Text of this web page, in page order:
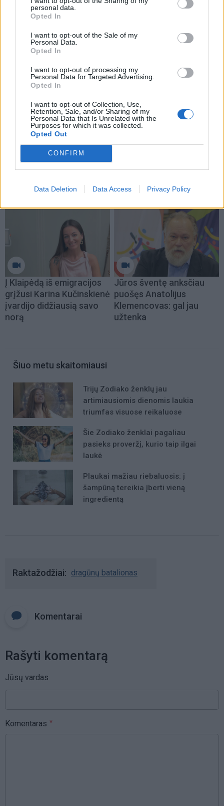
personal data.
Opted In
I want to opt-out of the Sale of my
Personal Data.
Opted In
I want to opt-out of processing my
Personal Data for Targeted Advertising.
Opted In
I want to opt-out of Collection, Use,
Retention, Sale, and/or Sharing of my
Personal Data that Is Unrelated with the
Purposes for which it was collected.
Opted Out
CONFIRM
Data Deletion Data Access Privacy Policy
+55
Į Klaipėdą iš emigracijos
grįžusi Karina Kučinskienė
įvardijo didžiausią savo
norą
Jūros šventę anksčiau
puošęs Anatolijus
Klemencovas: gal jau
užtenka
Šiuo metu skaitomiausi
Trijų Zodiako ženklų jau
artimiausiomis dienomis laukia
triumfas visuose reikaluose
Šie Zodiako ženklai pagaliau
pasieks proveržį, kurio taip ilgai
laukė
Plaukai mažiau riebaluosis: į
šampūną tereikia įberti vieną
ingredientą
Raktažodžiai dragūnų batalionas
Komentarai
Rašyti komentarą
Jūsų vardas
Komentaras